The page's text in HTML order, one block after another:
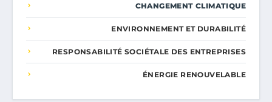
CHANGEMENT CLIMATIQUE
ENVIRONNEMENT ET DURABILITÉ
RESPONSABILITÉ SOCIÉTALE DES ENTREPRISES
ÉNERGIE RENOUVELABLE